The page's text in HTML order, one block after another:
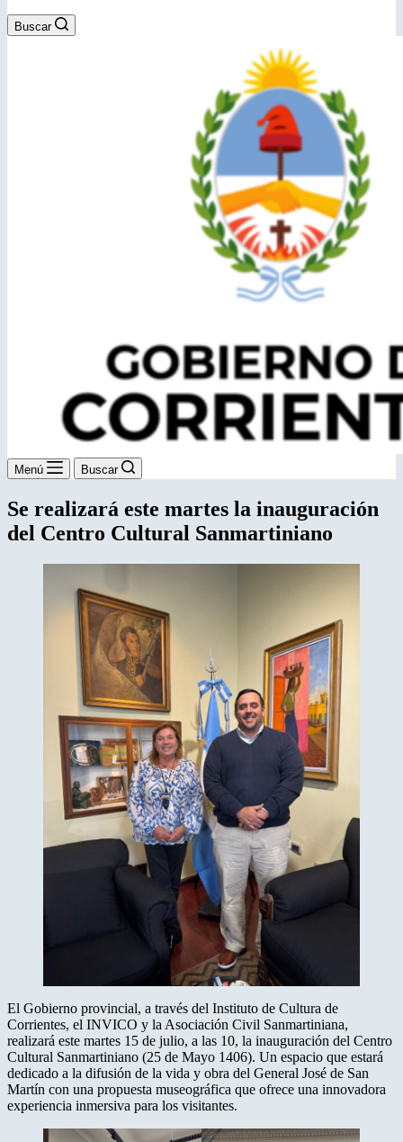
Buscar
Menú Buscar
Se realizará este martes la inauguración
del Centro Cultural Sanmartiniano
El Gobierno provincial, a través del Instituto de Cultura de
Corrientes, el INVICO y la Asociación Civil Sanmartiniana,
realizará este martes 15 de julio, a las 10, la inauguración del Centro
Cultural Sanmartiniano (25 de Mayo 1406). Un espacio que estará
dedicado a la difusión de la vida y obra del General José de San
Martín con una propuesta museográfica que ofrece una innovadora
experiencia inmersiva para los visitantes.